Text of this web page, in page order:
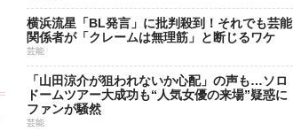
横浜流星「BL発言」に批判殺到！それでも芸能
関係者が「クレームは無理筋」と断じるワケ
芸能
「山田涼介が狙われないか心配」の声も…ソロ
ドームツアー大成功も“人気女優の来場”疑惑に
ファンが騒然
芸能